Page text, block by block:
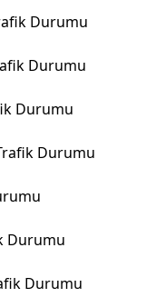
Durumu
Durumu
Durumu
Durumu
Durumu
Durumu